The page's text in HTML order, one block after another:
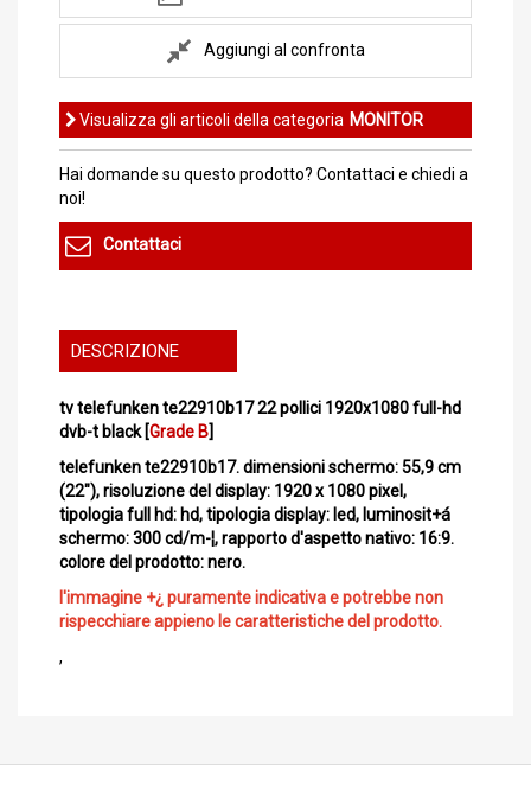
Aggiungi al confronta
Visualizza gli articoli della categoria MONITOR
Hai domande su questo prodotto? Contattaci e chiedi a
noi!
Contattaci
DESCRIZIONE
tv telefunken te22910b17 22 pollici 1920x1080 full-hd
dvb-t black [Grade B]
telefunken te22910b17. dimensioni schermo: 55,9 cm
(22"), risoluzione del display: 1920 x 1080 pixel,
tipologia full hd: hd, tipologia display: led, luminosit+á
schermo: 300 cd/m-¦, rapporto d'aspetto nativo: 16:9.
colore del prodotto: nero.
l'immagine +¿ puramente indicativa e potrebbe non
rispecchiare appieno le caratteristiche del prodotto.
,